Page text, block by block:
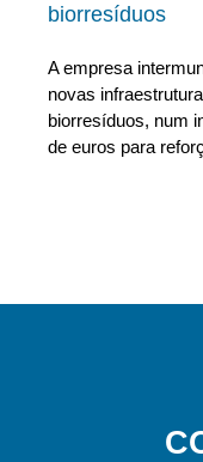
biorresíduos
A empresa
novas
biorresíduos, num
de euros para